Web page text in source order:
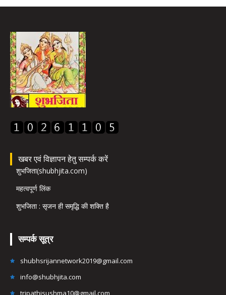
खबर एवं विज्ञापन हेतु सम्पर्क करें
शुभजिता(shubhjita.com)
महत्वपूर्ण लिंक
शुभजिता : सृजन ही समृद्धि की शक्ति है
सम्पर्क सूत्र
shubhsrijannetwork2019@gmail.com
info@shubhjita.com
tripathisushma10@gmail.com